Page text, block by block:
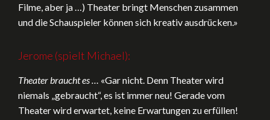
Filme, aber ja …) Theater bringt Menschen zusammen
und die Schauspieler können sich kreativ ausdrücken.»
Jerome (spielt Michael):
Theater braucht es …
«Gar nicht. Denn Theater wird
niemals „gebraucht“, es ist immer neu! Gerade vom
Theater wird erwartet, keine Erwartungen zu erfüllen!